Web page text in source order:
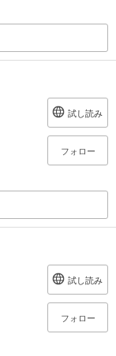
試し読み
フォロー
試し読み
フォロー